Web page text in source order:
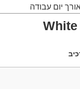
יום עבודה